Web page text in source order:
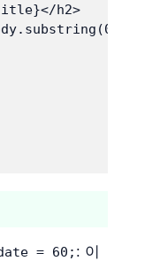
h2>
= 60; : 이